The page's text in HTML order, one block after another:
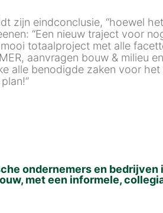
zijn eindconclusie, “hoewel
“Een nieuw traject voor
totaalproject met alle
aanvragen bouw & milieu
alle benodigde zaken voor het
ondernemers en bedrijven
met een informele,